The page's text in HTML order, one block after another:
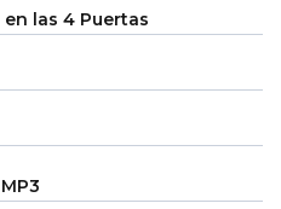
las 4 Puertas